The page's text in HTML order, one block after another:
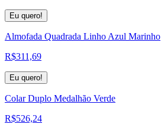
Eu quero!
Almofada Quadrada Linho Azul Marinho
R$311,69
Eu quero!
Colar Duplo Medalhão Verde
R$526,24